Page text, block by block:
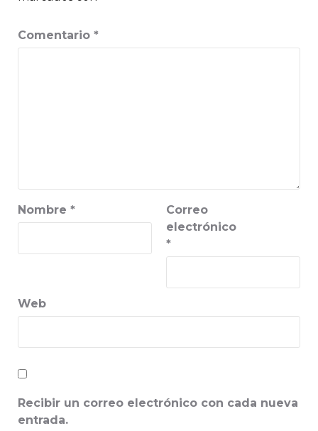
Comentario *
Nombre *
Correo
electrónico
*
Web
Recibir un correo electrónico con cada nueva
entrada.